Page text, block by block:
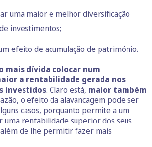
uma maior e melhor diversificação
investimentos;
efeito de acumulação de património.
mais dívida colocar num
a rentabilidade gerada nos
investidos. Claro está, maior também
o efeito da alavancagem pode ser
casos, porquanto permite a um
uma rentabilidade superior dos seus
de lhe permitir fazer mais